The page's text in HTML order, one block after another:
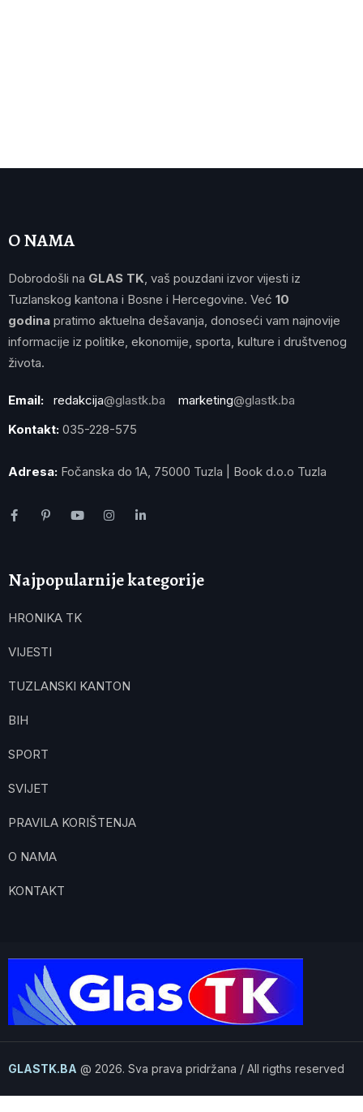
O NAMA
Dobrodošli na GLAS TK , vaš pouzdani izvor vijesti iz
Tuzlanskog kantona i Bosne i Hercegovine. Već 10
godina pratimo aktuelna dešavanja, donoseći vam najnovije
informacije iz politike, ekonomije, sporta, kulture i društvenog
života.
Email: redakcija@glastk.ba marketing@glastk.ba
Kontakt: 035-228-575
Adresa: Fočanska do 1A, 75000 Tuzla | Book d.o.o Tuzla
Najpopularnije kategorije
HRONIKA TK
VIJESTI
TUZLANSKI KANTON
BIH
SPORT
SVIJET
PRAVILA KORIŠTENJA
O NAMA
KONTAKT
GLASTK.BA @ 2026. Sva prava pridržana / All rigths reserved